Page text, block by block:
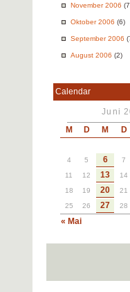
November 2006
Oktober 2006 (6)
September 2006
August 2006 (2)
Calendar
Juni
M D M D
« Mai
4
5 6 7
11 12 13 14
18
19 20 21
25
26 27 28